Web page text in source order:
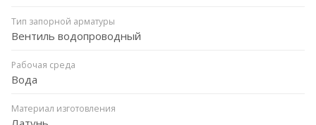
Тип запорной арматуры
Вентиль водопроводный
Рабочая среда
Вода
Материал изготовления